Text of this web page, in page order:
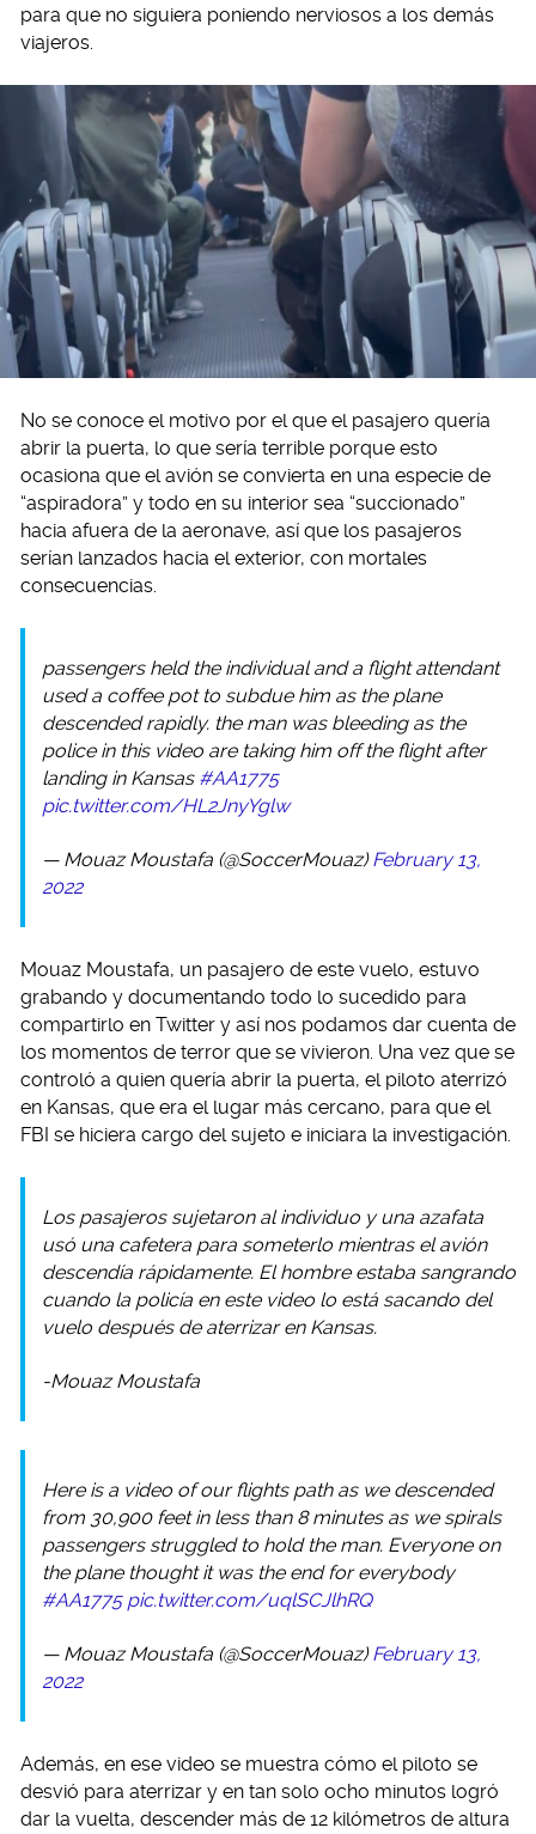
para que no siguiera poniendo nerviosos a los demás
viajeros.
No se conoce el motivo por el que el pasajero quería
abrir la puerta, lo que sería terrible porque esto
ocasiona que el avión se convierta en una especie de
“aspiradora” y todo en su interior sea “succionado”
hacia afuera de la aeronave, así que los pasajeros
serían lanzados hacia el exterior, con mortales
consecuencias.
passengers held the individual and a flight attendant
used a coffee pot to subdue him as the plane
descended rapidly. the man was bleeding as the
police in this video are taking him off the flight after
landing in Kansas #AA1775
pic.twitter.com/HL2JnyYglw
— Mouaz Moustafa (@SoccerMouaz)February 13,
2022
Mouaz Moustafa, un pasajero de este vuelo, estuvo
grabando y documentando todo lo sucedido para
compartirlo en Twitter y así nos podamos dar cuenta de
los momentos de terror que se vivieron. Una vez que se
controló a quien quería abrir la puerta, el piloto aterrizó
en Kansas, que era el lugar más cercano, para que el
FBI se hiciera cargo del sujeto e iniciara la investigación.
Los pasajeros sujetaron al individuo y una azafata
usó una cafetera para someterlo mientras el avión
descendía rápidamente. El hombre estaba sangrando
cuando la policía en este video lo está sacando del
vuelo después de aterrizar en Kansas.
-Mouaz Moustafa
Here is a video of our flights path as we descended
from 30,900 feet in less than 8 minutes as we spirals
passengers struggled to hold the man. Everyone on
the plane thought it was the end for everybody
#AA1775 pic.twitter.com/uqlSCJlhRQ
— Mouaz Moustafa (@SoccerMouaz)February 13,
2022
Además, en ese video se muestra cómo el piloto se
desvió para aterrizar y en tan solo ocho minutos logró
dar la vuelta, descender más de 12 kilómetros de altura